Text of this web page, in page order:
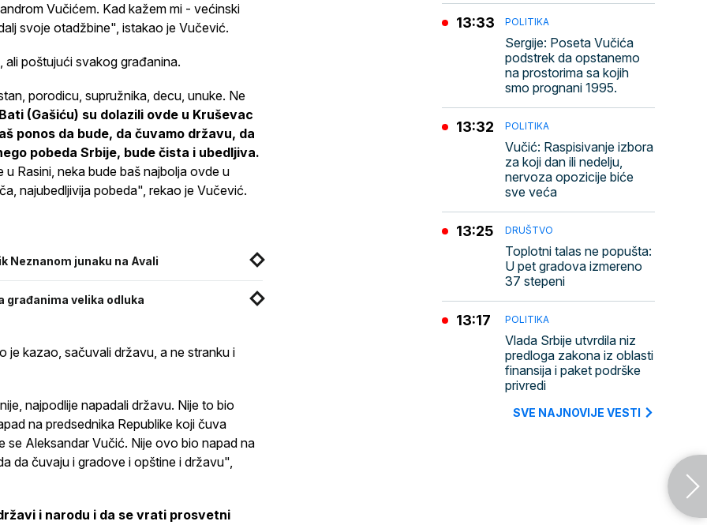
Vučićem. Kad kažem mi - većinski
svoje otadžbine", istakao je Vučević.
ali poštujući svakog građanina.
porodicu, supružnika, decu, unuke. Ne
(Gašiću) su dolazili ovde u Kruševac
ponos da bude, da čuvamo državu, da
pobeda Srbije, bude čista i ubedljiva.
u Rasini, neka bude baš najbolja ovde u
najubedljivija pobeda", rekao je Vučević.
Neznanom junaku na Avali
građanima velika odluka
je kazao, sačuvali državu, a ne stranku i
najpodlije napadali državu. Nije to bio
na predsednika Republike koji čuva
se Aleksandar Vučić. Nije ovo bio napad na
da čuvaju i gradove i opštine i državu",
i narodu i da se vrati prosvetni
POLITIKA
Sergije: Poseta Vučića
podstrek da opstanemo
na prostorima sa kojih
smo prognani 1995.
13:33
POLITIKA
Vučić: Raspisivanje izbora
za koji dan ili nedelju,
nervoza opozicije biće
sve veća
13:32
DRUŠTVO
Toplotni talas ne popušta:
U pet gradova izmereno
37 stepeni
13:25
POLITIKA
Vlada Srbije utvrdila niz
predloga zakona iz oblasti
finansija i paket podrške
privredi
13:17
SVE NAJNOVIJE VESTI